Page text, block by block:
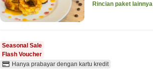
Rincian paket lainnya
Seasonal Sale
Flash Voucher
Hanya prabayar dengan kartu kredit